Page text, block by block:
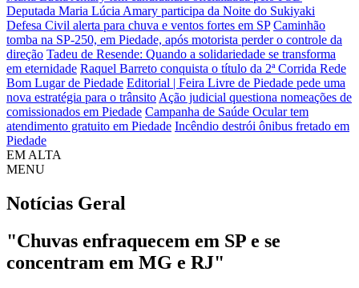
Deputada Maria Lúcia Amary participa da Noite do Sukiyaki
Defesa Civil alerta para chuva e ventos fortes em SP Caminhão
tomba na SP-250, em Piedade, após motorista perder o controle da
direção Tadeu de Resende: Quando a solidariedade se transforma
em eternidade Raquel Barreto conquista o título da 2ª Corrida Rede
Bom Lugar de Piedade Editorial | Feira Livre de Piedade pede uma
nova estratégia para o trânsito Ação judicial questiona nomeações de
comissionados em Piedade Campanha de Saúde Ocular tem
atendimento gratuito em Piedade Incêndio destrói ônibus fretado em
Piedade
EM ALTA
MENU
Notícias Geral
"Chuvas enfraquecem em SP e se
concentram em MG e RJ"